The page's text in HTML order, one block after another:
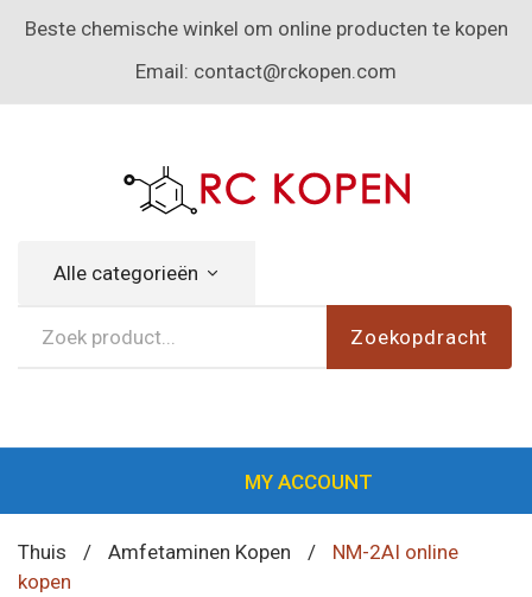
Beste chemische winkel om online producten te kopen
Email: contact@rckopen.com
Alle categorieën
Zoekopdracht
MY ACCOUNT
Thuis / Amfetaminen Kopen /
NM-2AI online
kopen